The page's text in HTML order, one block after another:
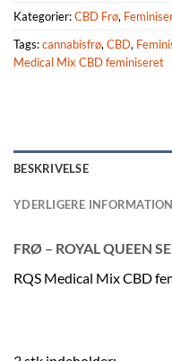
Kategorier:CBD Frø,
Tags:cannabisfrø, CBD,
Medical Mix CBD feminiseret
BESKRIVELSE
YDERLIGERE INFORMATION
FRØ – ROYAL QUEEN
RQS Medical Mix CBD